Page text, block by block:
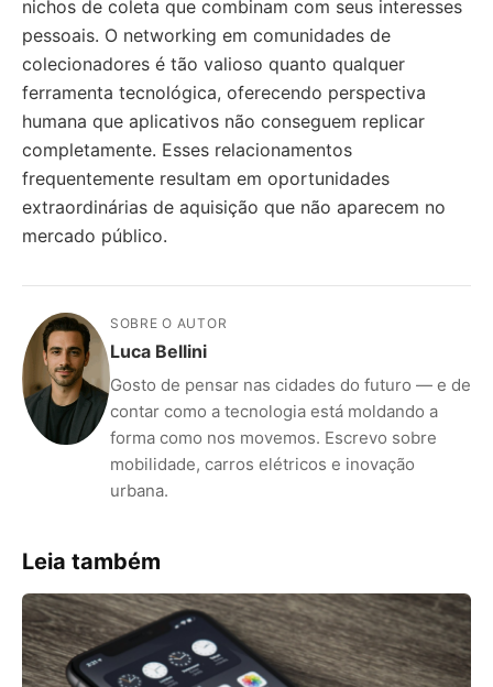
nichos de coleta que combinam com seus interesses
pessoais. O networking em comunidades de
colecionadores é tão valioso quanto qualquer
ferramenta tecnológica, oferecendo perspectiva
humana que aplicativos não conseguem replicar
completamente. Esses relacionamentos
frequentemente resultam em oportunidades
extraordinárias de aquisição que não aparecem no
mercado público.
SOBRE O AUTOR
Luca Bellini
Gosto de pensar nas cidades do futuro — e de
contar como a tecnologia está moldando a
forma como nos movemos. Escrevo sobre
mobilidade, carros elétricos e inovação
urbana.
Leia também